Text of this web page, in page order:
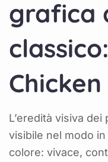
grafica
L’eredità visiva
visibile nel modo
colore: vivace,